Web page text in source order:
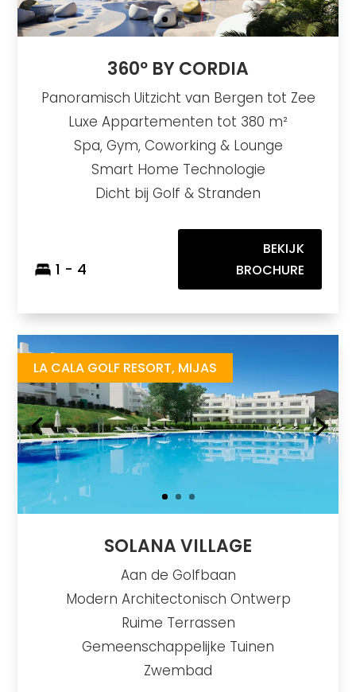
360º BY CORDIA
Panoramisch Uitzicht van Bergen tot Zee
Luxe Appartementen tot 380 m²
Spa, Gym, Coworking & Lounge
Smart Home Technologie
Dicht bij Golf & Stranden
1 - 4
BEKIJK
BROCHURE
LA CALA GOLF RESORT, MIJAS
SOLANA VILLAGE
Aan de Golfbaan
Modern Architectonisch Ontwerp
Ruime Terrassen
Gemeenschappelijke Tuinen
Zwembad